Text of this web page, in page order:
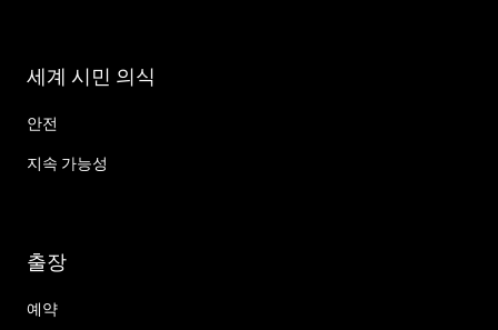
세계 시민 의식
안전
지속 가능성
출장
예약